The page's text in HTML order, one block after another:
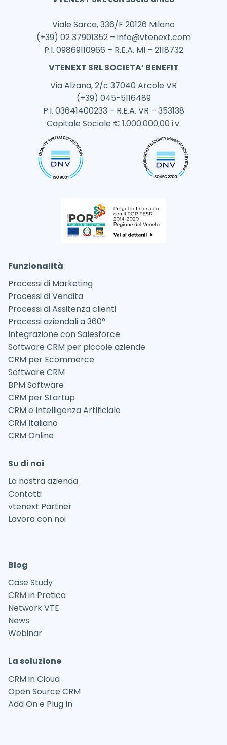
Viale Sarca, 336/F 20126 Milano
(+39) 02 37901352 – info@vtenext.com
P.I. 09869110966 – R.E.A. MI – 2118732
VTENEXT SRL SOCIETA’ BENEFIT
Via Alzana, 2/c 37040 Arcole VR
(+39) 045-5116489
P.I. 03641400233 – R.E.A. VR – 353138
Capitale Sociale € 1.000.000,00 i.v.
Funzionalità
Processi di Marketing
Processi di Vendita
Processi di Assitenza clienti
Processi aziendali a 360°
Integrazione con Salesforce
Software CRM per piccole aziende
CRM per Ecommerce
Software CRM
BPM Software
CRM per Startup
CRM e Intelligenza Artificiale
CRM Italiano
CRM Online
Su di noi
La nostra azienda
Contatti
vtenext Partner
Lavora con noi
Blog
Case Study
CRM in Pratica
Network VTE
News
Webinar
La soluzione
CRM in Cloud
Open Source CRM
Add On e Plug In